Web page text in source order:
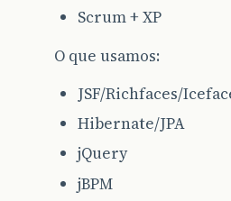
Scrum + XP
O que usamos:
JSF/Richfaces/
Hibernate/JPA
jQuery
jBPM